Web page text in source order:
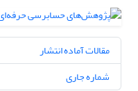
مقالات آماده انتشار
شماره جاری